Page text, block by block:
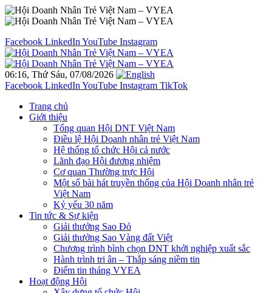
Facebook LinkedIn YouTube Instagram
06:16, Thứ Sáu, 07/08/2026
Facebook LinkedIn YouTube Instagram TikTok
Trang chủ
Giới thiệu
Tổng quan Hội DNT Việt Nam
Điều lệ Hội Doanh nhân trẻ Việt Nam
Hệ thống tổ chức Hội cả nước
Lãnh đạo Hội đương nhiệm
Cơ quan Thường trực Hội
Một số bài hát truyền thống của Hội Doanh nhân trẻ
Việt Nam
Kỷ yếu 30 năm
Tin tức & Sự kiện
Giải thưởng Sao Đỏ
Giải thưởng Sao Vàng đất Việt
Chương trình bình chọn DNT khởi nghiệp xuất sắc
Hành trình tri ân – Thắp sáng niềm tin
Điểm tin tháng VYEA
Hoạt động Hội